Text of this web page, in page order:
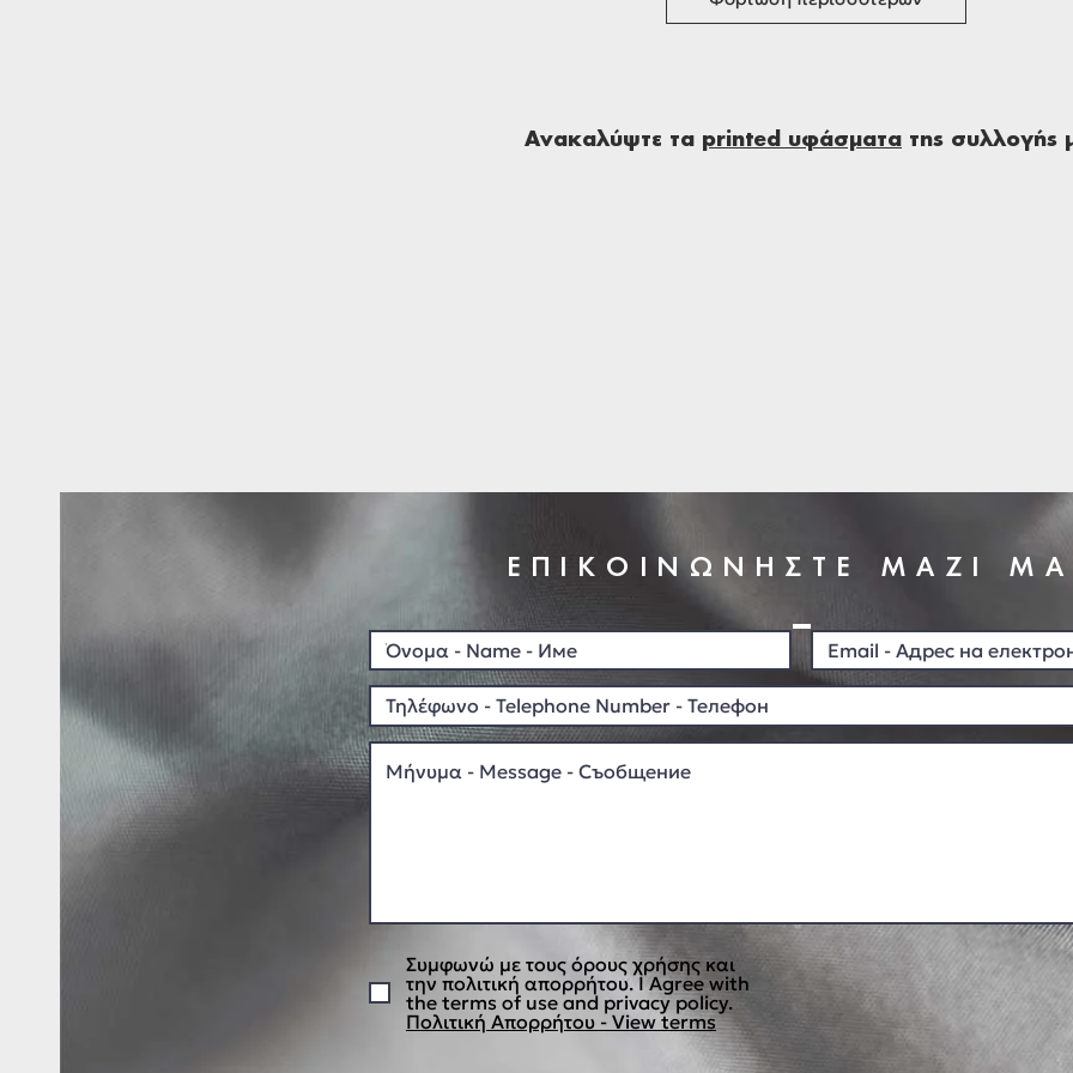
Ανακαλύψτε τα printed υφάσματα της συλλογής
ΕΠΙΚΟΙΝΩΝΗΣΤΕ ΜΑΖΙ
Συμφωνώ με τους όρους χρήσης και
την πολιτική απορρήτου. I Agree with
the terms of use and privacy policy.
Πολιτική Απορρήτου - View terms